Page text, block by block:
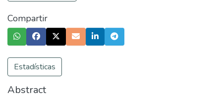
Compartir
Estadísticas
Abstract